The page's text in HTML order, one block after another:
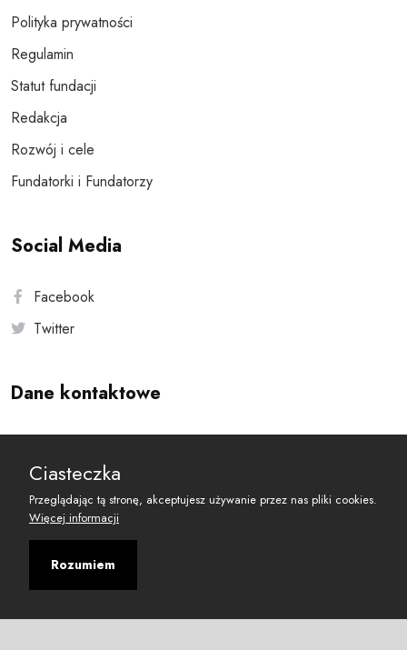
Polityka prywatności
Regulamin
Statut fundacji
Redakcja
Rozwój i cele
Fundatorki i Fundatorzy
Social Media
Facebook
Twitter
Dane kontaktowe
reset@resetobywatelski.pl
Ciasteczka
Przeglądając tą stronę, akceptujesz używanie przez nas pliki cookies.
Więcej informacji
Rozumiem